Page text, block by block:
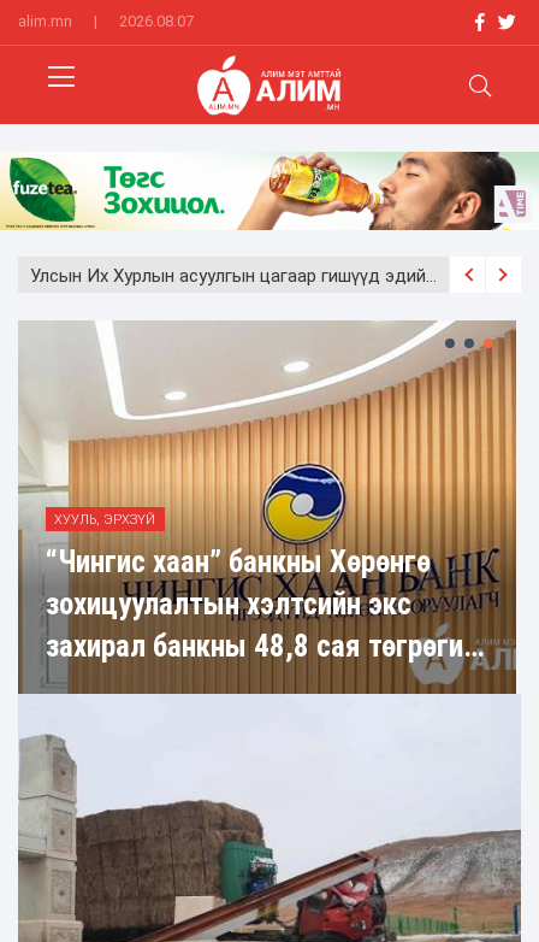
alim.mn | 2026.08.07
ЯРИЛЦЛАГА
Д.Цогтбаяр: АН-ын ТУГ МОНГОЛ
БЭЛГЭДЛИЙН ВИЗУАЛ БҮТЭЭЛ